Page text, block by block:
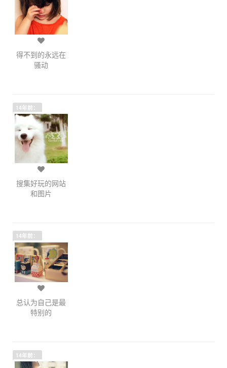
得不到的永远在
骚动
14年前：
搜集好玩的网站
和图片
14年前：
总认为自己是最
特别的
14年前：